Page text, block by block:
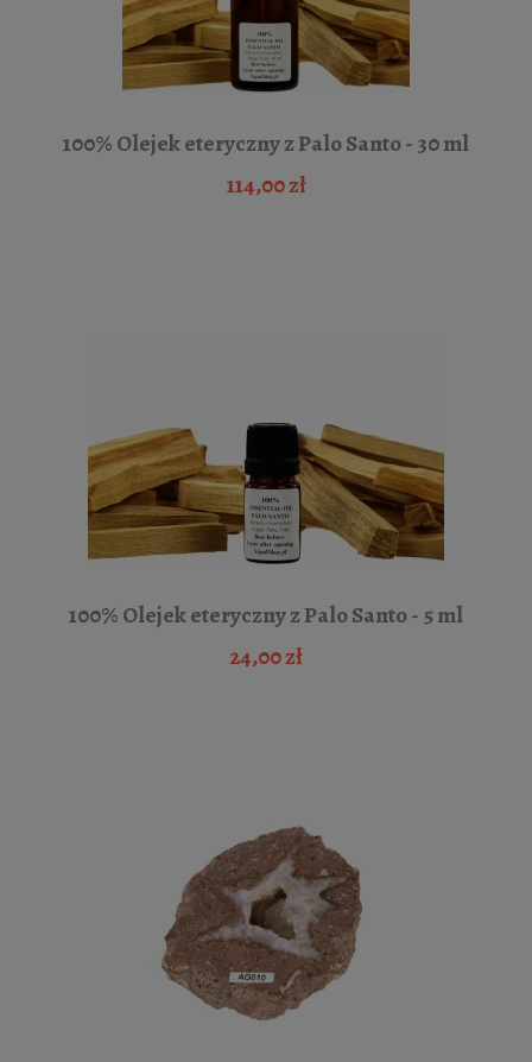
100% Olejek eteryczny z Palo Santo - 30 ml
114,00 zł
100% Olejek eteryczny z Palo Santo - 5 ml
24,00 zł